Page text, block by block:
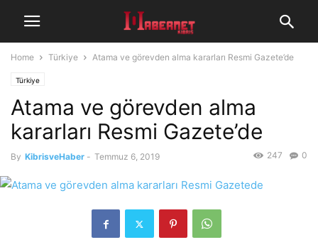
Home Türkiye Atama ve görevden alma kararları Resmi Gazete’de
Türkiye
Atama ve görevden alma
kararları Resmi Gazete’de
By KibrisveHaber - Temmuz 6, 2019 0
247